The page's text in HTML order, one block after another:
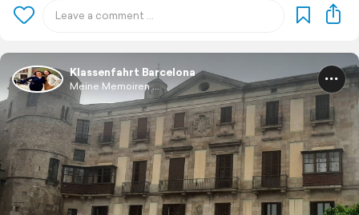
Klassenfahrt Barcelona
Meine Memoiren ...